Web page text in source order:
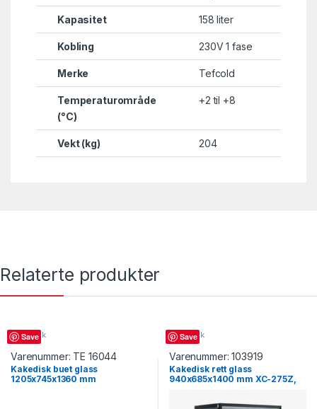
Kapasitet 158 liter
Kobling 230V 1 fase
Merke Tefcold
Temperaturområde
(°C)
+2 til +8
Vekt (kg) 204
Relaterte produkter
Save
Kakedisk
Varenummer: TE 16044
Kakedisk buet glass
1205x745x1360 mm
Save
Kakedisk
Varenummer:103919
Kakedisk rett glass
940x685x1400 mm XC-275Z,